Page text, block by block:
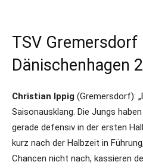
TSV Gremersdorf
Dänischenhagen
Christian Ippig (Gremersdorf):
Saisonausklang. Die Jungs
gerade defensiv in der ersten
kurz nach der Halbzeit in
Chancen nicht nach, kassieren